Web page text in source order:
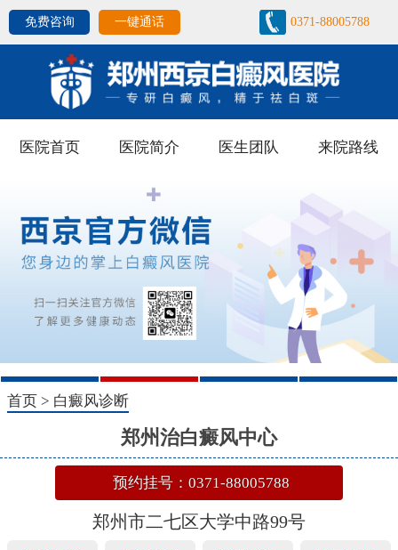
免费咨询 一键通话 0371-88005788
医院首页 医院简介 医生团队 来院路线
1 2 3 4
首页 > 白癜风诊断
郑州治白癜风中心
预约挂号：0371-88005788
郑州市二七区大学中路99号